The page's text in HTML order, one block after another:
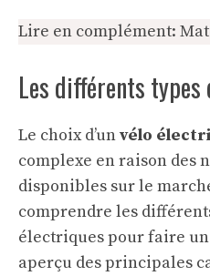
Lire en complément:
Les différents
Le choix d’unvélo
complexe en raison des
disponibles sur le
comprendre les
électriques pour faire
aperçu des principales